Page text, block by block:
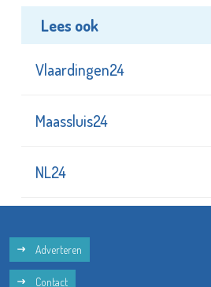
Lees ook
Vlaardingen24
Maassluis24
NL24
Adverteren
Contact